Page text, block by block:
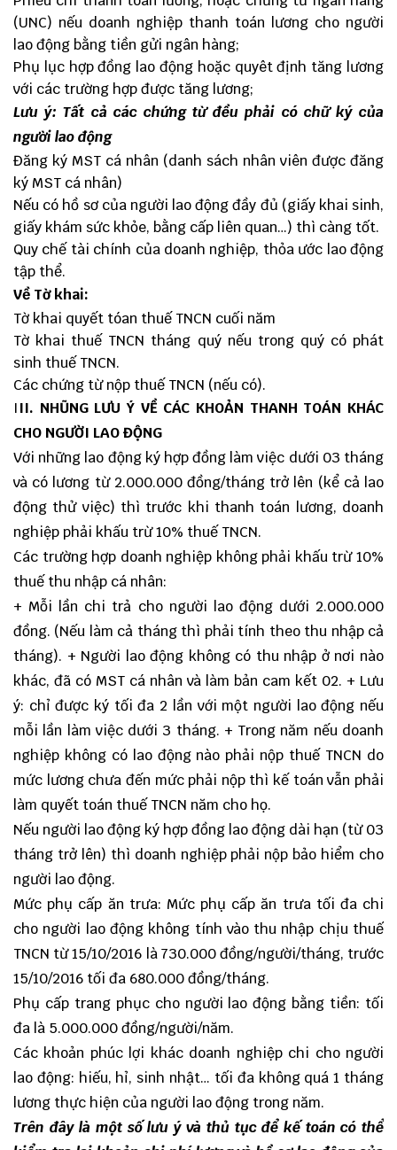
(UNC) nếu doanh nghiệp thanh toán lương cho người
lao động bằng tiền gửi ngân hàng;
Phụ lục hợp đồng lao động hoặc quyêt định tăng lương
với các trường hợp được tăng lương;
Lưu ý: Tất cả các chứng từ đều phải có chữ ký của
người lao động
Đăng ký MST cá nhân (danh sách nhân viên được đăng
ký MST cá nhân)
Nếu có hồ sơ của người lao động đầy đủ (giấy khai sinh,
giấy khám sức khỏe, bằng cấp liên quan…) thì càng tốt.
Quy chế tài chính của doanh nghiệp, thỏa ước lao động
tập thể.
Về Tờ khai:
Tờ khai quyết tóan thuế TNCN cuối năm
Tờ khai thuế TNCN tháng quý nếu trong quý có phát
sinh thuế TNCN.
Các chứng từ nộp thuế TNCN (nếu có).
III. NHŨNG LƯU Ý VỀ CÁC KHOẢN THANH TOÁN KHÁC
CHO NGƯỜI LAO ĐỘNG
Với những lao động ký hợp đồng làm việc dưới 03 tháng
và có lương từ 2.000.000 đồng/tháng trở lên (kể cả lao
động thử việc) thì trước khi thanh toán lương, doanh
nghiệp phải khấu trừ 10% thuế TNCN.
Các trường hợp doanh nghiệp không phải khấu trừ 10%
thuế thu nhập cá nhân:
+ Mỗi lần chi trả cho người lao động dưới 2.000.000
đồng. (Nếu làm cả tháng thì phải tính theo thu nhập cả
tháng). + Người lao động không có thu nhập ở nơi nào
khác, đã có MST cá nhân và làm bản cam kết 02. + Lưu
ý: chỉ được ký tối đa 2 lần với một người lao động nếu
mỗi lần làm việc dưới 3 tháng. + Trong năm nếu doanh
nghiệp không có lao động nào phải nộp thuế TNCN do
mức lương chưa đến mức phải nộp thì kế toán vẫn phải
làm quyết toán thuế TNCN năm cho họ.
Nếu người lao động ký hợp đồng lao động dài hạn (từ 03
tháng trở lên) thì doanh nghiệp phải nộp bảo hiểm cho
người lao động.
Mức phụ cấp ăn trưa: Mức phụ cấp ăn trưa tối đa chi
cho người lao động không tính vào thu nhập chịu thuế
TNCN từ 15/10/2016 là 730.000 đồng/người/tháng, trước
15/10/2016 tối đa 680.000 đồng/tháng.
Phụ cấp trang phục cho người lao động bằng tiền: tối
đa là 5.000.000 đồng/người/năm.
Các khoản phúc lợi khác doanh nghiệp chi cho người
lao động: hiếu, hỉ, sinh nhật… tối đa không quá 1 tháng
lương thực hiện của người lao động trong năm.
Trên đây là một số lưu ý và thủ tục để kế toán có thể